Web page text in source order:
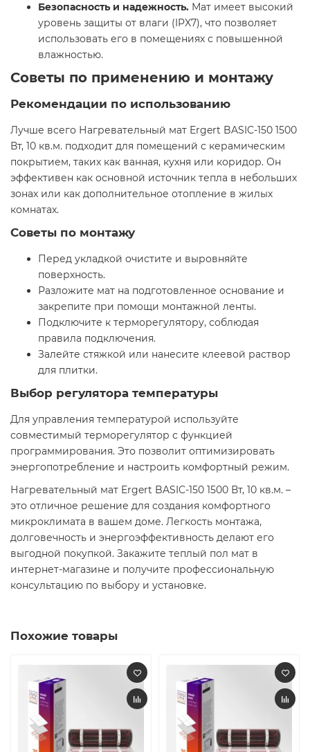
Безопасность и надежность. Мат имеет высокий
уровень защиты от влаги (IPX7), что позволяет
использовать его в помещениях с повышенной
влажностью.
Советы по применению и монтажу
Рекомендации по использованию
Лучше всего Нагревательный мат Ergert BASIC-150 1500
Вт, 10 кв.м. подходит для помещений с керамическим
покрытием, таких как ванная, кухня или коридор. Он
эффективен как основной источник тепла в небольших
зонах или как дополнительное отопление в жилых
комнатах.
Советы по монтажу
Перед укладкой очистите и выровняйте
поверхность.
Разложите мат на подготовленное основание и
закрепите при помощи монтажной ленты.
Подключите к терморегулятору, соблюдая
правила подключения.
Залейте стяжкой или нанесите клеевой раствор
для плитки.
Выбор регулятора температуры
Для управления температурой используйте
совместимый терморегулятор с функцией
программирования. Это позволит оптимизировать
энергопотребление и настроить комфортный режим.
Нагревательный мат Ergert BASIC-150 1500 Вт, 10 кв.м. –
это отличное решение для создания комфортного
микроклимата в вашем доме. Легкость монтажа,
долговечность и энергоэффективность делают его
выгодной покупкой. Закажите теплый пол мат в
интернет-магазине и получите профессиональную
консультацию по выбору и установке.
Похожие товары